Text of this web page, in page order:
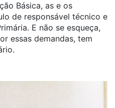
Básica, as e os
de responsável técnico e
E não se esqueça,
essas demandas, tem